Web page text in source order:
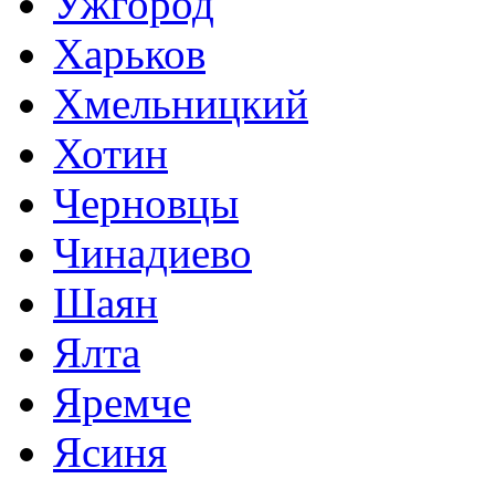
Харьков
Хмельницкий
Хотин
Черновцы
Чинадиево
Шаян
Ялта
Яремче
Ясиня